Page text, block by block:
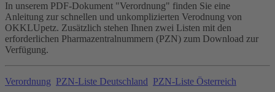
In unserem PDF-Dokument "Verordnung" finden Sie eine
Anleitung zur schnellen und unkomplizierten Verodnung von
OKKLUpetz. Zusätzlich stehen Ihnen zwei Listen mit den
erforderlichen Pharmazentralnummern (PZN) zum Download zur
Verfügung.
Verordnung PZN-Liste Deutschland PZN-Liste Österreich